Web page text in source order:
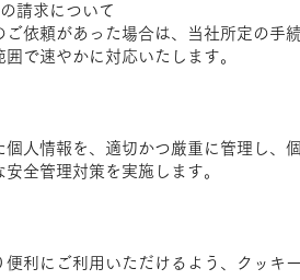
請求について
依頼があった場合は、当社所定の手
で速やかに対応いたします。
人情報を、適切かつ厳重に管理し、
全管理対策を実施します。
利にご利用いただけるよう、クッキ